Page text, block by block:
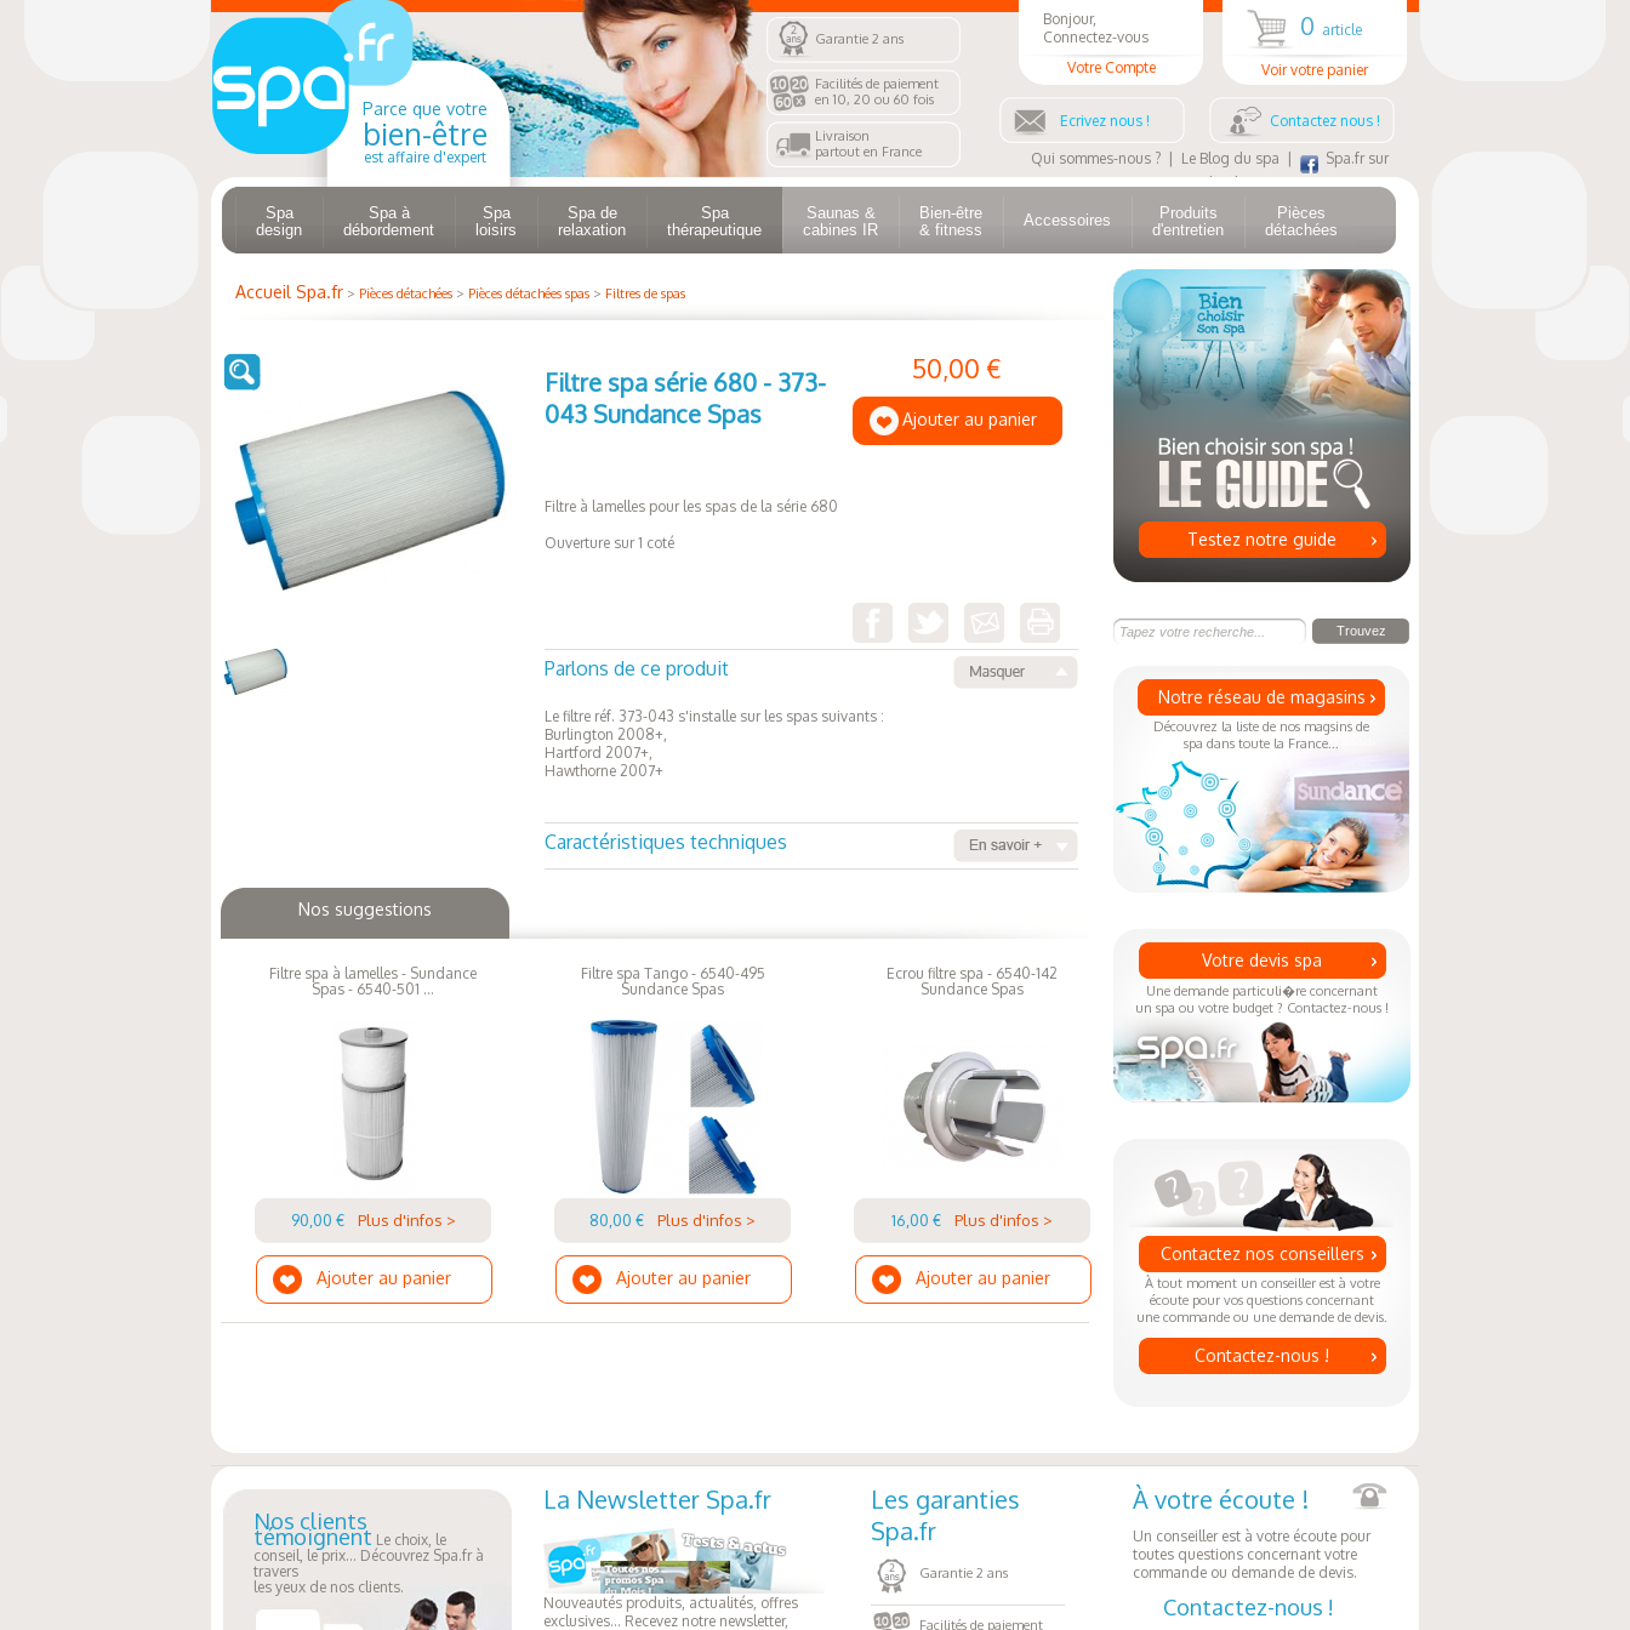
Parce que votre
bien-être
est affaire d'expert
Garantie 2 ans
Facilités de paiement
en 10, 20 ou 60 fois
Livraison
partout en France
Bonjour,
Connectez-vous
Votre Compte
0 article
Voir votre panier
Ecrivez nous ! Contactez nous !
Qui sommes-nous ? Le Blog du spa
Spa.fr sur
Facebook
Spa
design
Spa à
débordement
Spa
loisirs
Spa de
relaxation
Spa
thérapeutique
Saunas &
cabines IR
Bien-être
& fitness
Accessoires
Produits
d'entretien
Pièces
détachées
Accueil Spa.fr > Pièces détachées > Pièces détachées spas > Filtres de spas
50,00 €
Ajouter au panier
Filtre spa série 680 - 373-
043 Sundance Spas
Filtre à lamelles pour les spas de la série 680
Ouverture sur 1 coté
Parlons de ce produit
Le filtre réf. 373-043 s'installe sur les spas suivants :
Burlington 2008+,
Hartford 2007+,
Hawthorne 2007+
Caractéristiques techniques
Diamètre intérieur : 3.8cm
Nos suggestions
Filtre spa à lamelles - Sundance
Spas - 6540-501 ...
90,00 € Plus d'infos >
Ajouter au panier
Filtre spa Tango - 6540-495
Sundance Spas
80,00 € Plus d'infos >
Ajouter au panier
Ecrou filtre spa - 6540-142
Sundance Spas
16,00 € Plus d'infos >
Ajouter au panier
Testez notre guide
Notre réseau de magasins
Découvrez la liste de nos magsins de
spa dans toute la France...
Votre devis spa
Une demande particuli�re concernant
un spa ou votre budget ? Contactez-nous !
Contactez nos conseillers
À tout moment un conseiller est à votre
écoute pour vos questions concernant
une commande ou une demande de devis.
Contactez-nous !
Nos clients
témoignent Le choix, le
conseil, le prix... Découvrez Spa.fr à
travers
les yeux de nos clients.
La Newsletter Spa.fr
Nouveautés produits, actualités, offres
exclusives... Recevez notre newsletter,
Les garanties
Spa.fr
Garantie 2 ans
Facilités de paiement
À votre écoute !
Un conseiller est à votre écoute pour
toutes questions concernant votre
commande ou demande de devis.
Contactez-nous !